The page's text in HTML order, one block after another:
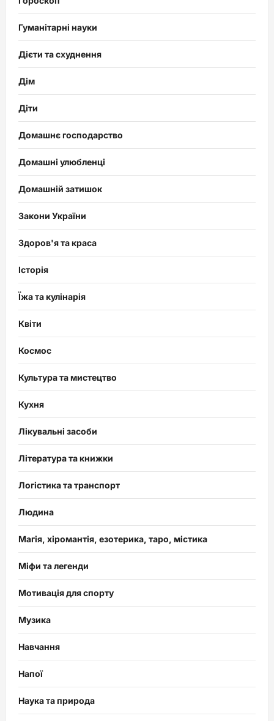
Гуманітарні науки
Дієти та схуднення
Дім
Діти
Домашнє господарство
Домашні улюбленці
Домашній затишок
Закони України
Здоров'я та краса
Історія
Їжа та кулінарія
Квіти
Космос
Культура та мистецтво
Кухня
Лікувальні засоби
Література та книжки
Логістика та транспорт
Людина
Магія, хіромантія, езотерика, таро, містика
Міфи та легенди
Мотивація для спорту
Музика
Навчання
Напої
Наука та природа